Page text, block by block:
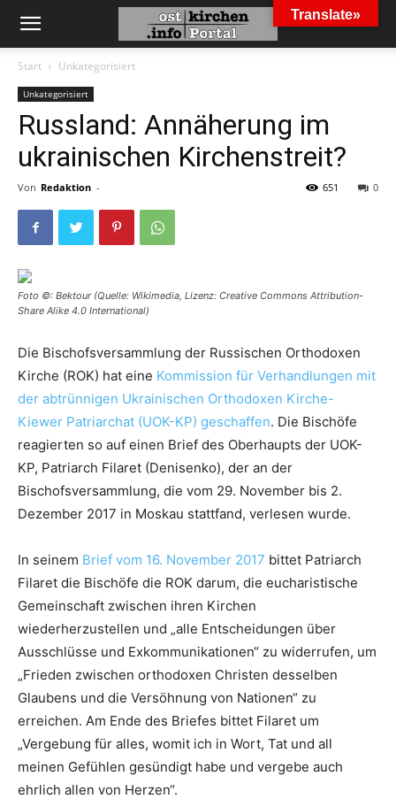
Start Unkategorisiert
Unkategorisiert
Russland: Annäherung im
ukrainischen Kirchenstreit?
Von Redaktion - 0
651
Foto ©: Bektour (Quelle: Wikimedia, Lizenz: Creative Commons Attribution-
Share Alike 4.0 International)
Die Bischofsversammlung der Russischen Orthodoxen
Kirche (ROK) hat eine Kommission für Verhandlungen mit
der abtrünnigen Ukrainischen Orthodoxen Kirche-
Kiewer Patriarchat (UOK-KP) geschaffen. Die Bischöfe
reagierten so auf einen Brief des Oberhaupts der UOK-
KP, Patriarch Filaret (Denisenko), der an der
Bischofsversammlung, die vom 29. November bis 2.
Dezember 2017 in Moskau stattfand, verlesen wurde.
In seinem Brief vom 16. November 2017 bittet Patriarch
Filaret die Bischöfe die ROK darum, die eucharistische
Gemeinschaft zwischen ihren Kirchen
wiederherzustellen und „alle Entscheidungen über
Ausschlüsse und Exkommunikationen“ zu widerrufen, um
„Frieden zwischen orthodoxen Christen desselben
Glaubens und die Versöhnung von Nationen“ zu
erreichen. Am Ende des Briefes bittet Filaret um
„Vergebung für alles, womit ich in Wort, Tat und all
meinen Gefühlen gesündigt habe und vergebe auch
ehrlich allen von Herzen“.
Translate»